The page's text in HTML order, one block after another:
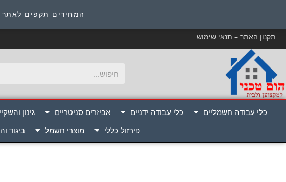
המחירים תקפים לאתר
כתובת : היוזמים 9 אור יהודה שירות לקוחות
תקנון האתר – תנאי שימוש
כלי עבודה חשמליים כלי עבודה ידניים אביזרים סניטריים גינון
פירזול כללי
מוצרי חשמל ביגוד